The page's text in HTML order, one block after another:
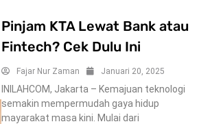
Pinjam KTA Lewat Bank atau
Fintech? Cek Dulu Ini
Fajar Nur Zaman Januari 20, 2025
INILAHCOM, Jakarta – Kemajuan teknologi
semakin mempermudah gaya hidup
mayarakat masa kini. Mulai dari